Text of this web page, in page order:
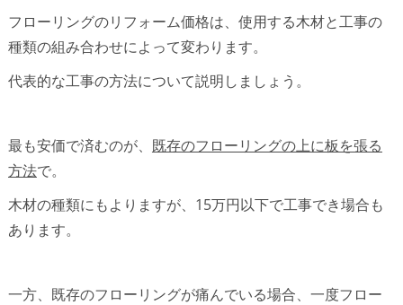
フローリングのリフォーム価格は、使用する木材と工事の
種類の組み合わせによって変わります。
代表的な工事の方法について説明しましょう。
最も安価で済むのが、 既存のフローリングの上に板を張る
方法で。
木材の種類にもよりますが、15万円以下で工事でき場合も
あります。
一方、既存のフローリングが痛んでいる場合、一度フロー